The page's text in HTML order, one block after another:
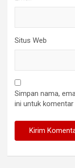
Situs Web
Simpan nama,
ini untuk